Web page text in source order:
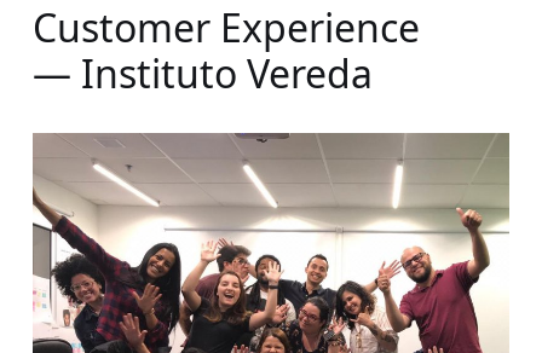
Customer Experience
— Instituto Vereda